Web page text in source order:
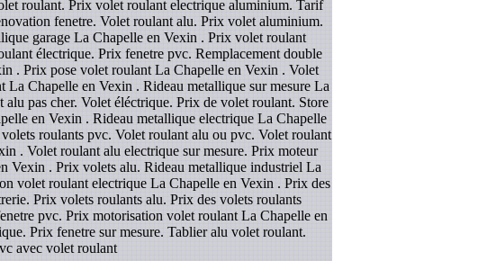
roulant. Prix volet roulant electrique aluminium. Tarif
fenetre. Volet roulant alu. Prix volet aluminium.
garage La Chapelle en Vexin . Prix volet roulant
électrique. Prix fenetre pvc. Remplacement double
. Prix pose volet roulant La Chapelle en Vexin . Volet
Chapelle en Vexin . Rideau metallique sur mesure La
pas cher. Volet éléctrique. Prix de volet roulant. Store
en Vexin . Rideau metallique electrique La Chapelle
roulants pvc. Volet roulant alu ou pvc. Volet roulant
. Volet roulant alu electrique sur mesure. Prix moteur
Vexin . Prix volets alu. Rideau metallique industriel La
volet roulant electrique La Chapelle en Vexin . Prix des
Prix volets roulants alu. Prix des volets roulants
pvc. Prix motorisation volet roulant La Chapelle en
Prix fenetre sur mesure. Tablier alu volet roulant.
avec volet roulant